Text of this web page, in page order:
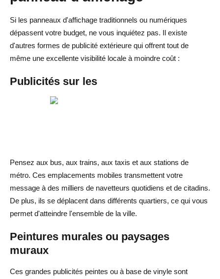
Si les panneaux d'affichage traditionnels ou numériques
dépassent votre budget, ne vous inquiétez pas. Il existe
d'autres formes de publicité extérieure qui offrent tout de
même une excellente visibilité locale à moindre coût :
Publicités sur les
Pensez aux bus, aux trains, aux taxis et aux stations de
métro. Ces emplacements mobiles transmettent votre
message à des milliers de navetteurs quotidiens et de citadins.
De plus, ils se déplacent dans différents quartiers, ce qui vous
permet d'atteindre l'ensemble de la ville.
Peintures murales ou paysages
muraux
Ces grandes publicités peintes ou à base de vinyle sont